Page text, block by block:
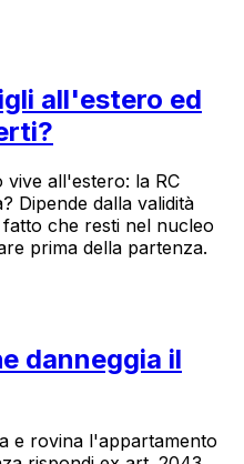
all'estero ed
vive all'estero: la RC
Dipende dalla validità
che resti nel nucleo
prima della partenza.
danneggia il
e rovina l'appartamento